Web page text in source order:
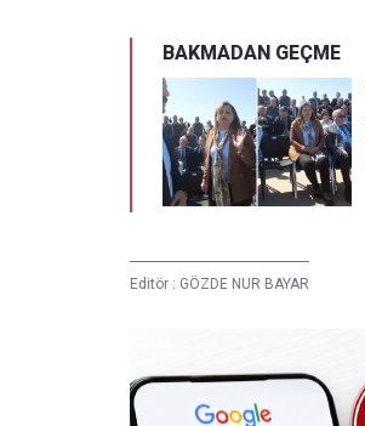
BAKMADAN GEÇME
Editör : GÖZDE NUR BAYAR